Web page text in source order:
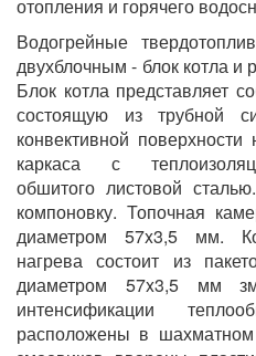
отопления и горячего
Водогрейные
двухблочным - блок котла и
Блок котла представляет
состоящую из трубной
конвективной
каркаса с
обшитого листовой
компоновку. Топочная
диаметром 57x3,5 мм.
нагрева состоит из
диаметром 57x3,5 мм
интенсификации
расположены в